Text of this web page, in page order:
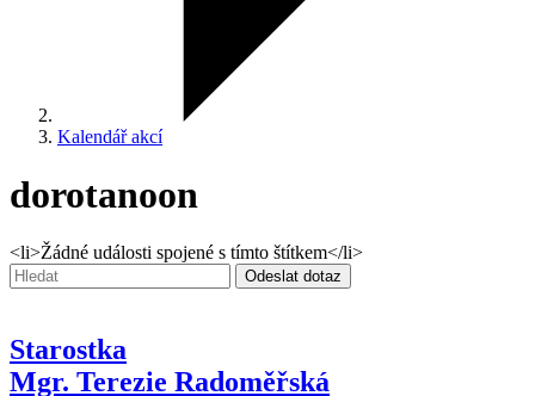
Kalendář akcí
dorotanoon
<li>Žádné události spojené s tímto štítkem</li>
Vyhledávání:
Odeslat dotaz
Starostka
Mgr. Terezie Radoměřská